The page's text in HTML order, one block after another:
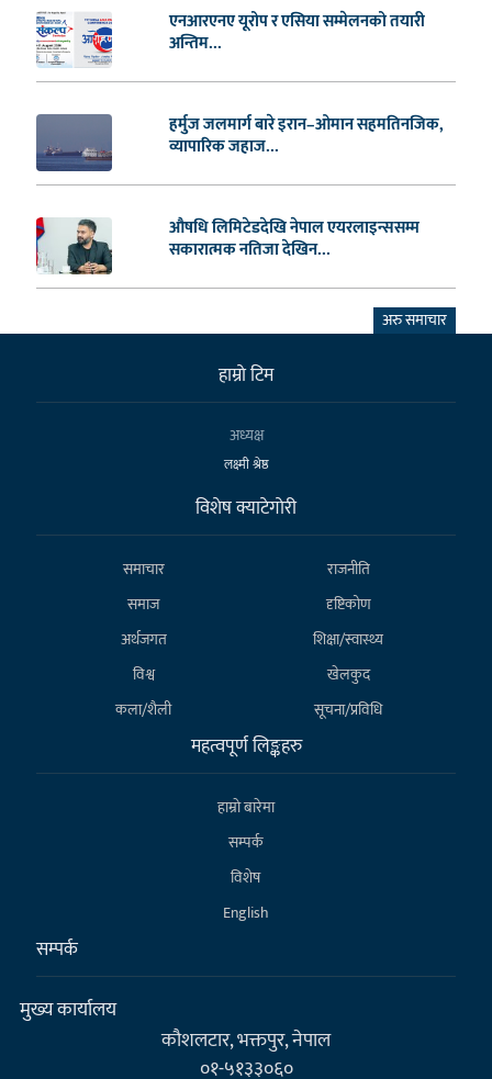
एनआरएनए यूरोप र एसिया सम्मेलनको तयारी
अन्तिम...
हर्मुज जलमार्ग बारे इरान–ओमान सहमतिनजिक,
व्यापारिक जहाज...
औषधि लिमिटेडदेखि नेपाल एयरलाइन्ससम्म
सकारात्मक नतिजा देखिन...
अरु समाचार
हाम्राे टिम
अध्यक्ष
लक्ष्मी श्रेष्ठ
विशेष क्याटेगाेरी
समाचार
राजनीति
समाज
दृष्टिकोण
अर्थजगत
शिक्षा/स्वास्थ्य
विश्व
खेलकुद
कला/शैली
सूचना/प्रविधि
महत्वपूर्ण लिङ्कहरु
हाम्राे बारेमा
सम्पर्क
विशेष
English
सम्पर्क
मुख्य कार्यालय
कौशलटार, भक्तपुर, नेपाल
०१-५१३३०६०